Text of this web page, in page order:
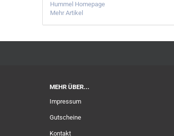
Hummel Homepage
Mehr Artikel
MEHR ÜBER...
Impressum
Gutscheine
Kontakt